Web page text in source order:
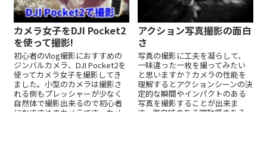
カメラ女子をDJI Pocket2
を使って撮影!
初心者のVlog撮影におすすめの
ジンバルカメラ、DJI Pocket2を
使ってカメラ女子を撮影してき
ました。小型のカメラは撮影さ
れる側もプレッシャーが少なく
自然体で撮影出来るので初心者
におすすめのカメラです。カメ
アクション写真撮影の面白
さ
写真の撮影に工夫を凝らして、
一味違った一枚を撮ってみたい
と思いますか？カメラの性能を
理解するとアクションシーンの決
定的な瞬間やインパクトのある
写真を撮影することが出来ま
す。面白味のある躍動感のある